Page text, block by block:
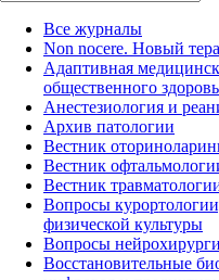
Все журналы
Non nocere. Новый
Адаптивная
общественного
Анестезиология и
Архив патологии
Вестник
Вестник
Вестник
Вопросы
физической культуры
Вопросы
Восстановительные